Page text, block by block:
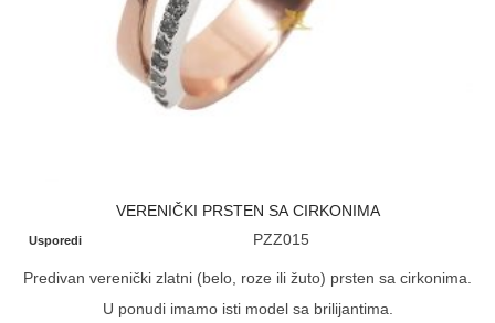
VERENIČKI PRSTEN SA CIRKONIMA
Usporedi PZZ015
Predivan verenički zlatni (belo, roze ili žuto) prsten sa cirkonima.
U ponudi imamo isti model sa brilijantima.